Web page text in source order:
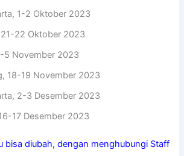
1-2 Oktober 2023
22 Oktober 2023
5 November 2023
18-19 November 2023
2-3 Desember 2023
17 Desember 2023
bisa diubah, dengan menghubungi Staff